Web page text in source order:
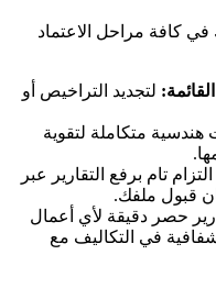
في كافة مراحل الاعتماد
لتجديد التراخيص أو
هندسية متكاملة لتقوية
التزام تام برفع التقارير عبر
قبول ملفك.
حصر دقيقة لأي أعمال
في التكاليف مع